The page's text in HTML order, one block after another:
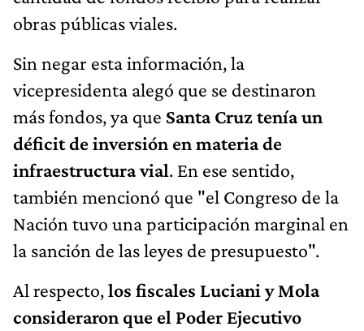
obras públicas viales.
Sin negar esta información, la
vicepresidenta alegó que se destinaron
más fondos, ya que Santa Cruz tenía un
déficit de inversión en materia de
infraestructura vial. En ese sentido,
también mencionó que "el Congreso de la
Nación tuvo una participación marginal en
la sanción de las leyes de presupuesto".
Al respecto,los fiscales Luciani y Mola
consideraron que el Poder Ejecutivo